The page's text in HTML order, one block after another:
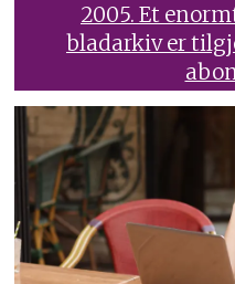
2005. Et
bladarkiv er